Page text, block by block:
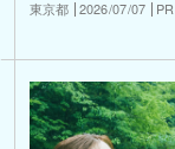
東京都 2026/07/07 PR